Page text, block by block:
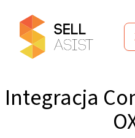
Integracja